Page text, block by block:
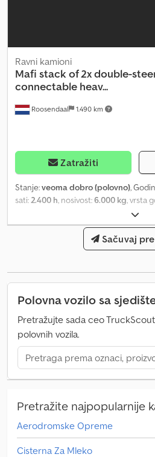
Roosendaal 1.490 km
Ravni kamioni
Mafi stack of 2x double-
connectable heav...
Zatražiti
Stanje:veoma dobro (polovno),
sati: 2.400 h , nosivost:6.000 kg , vrsta
, 2016 MAFI tegljači za teške
mogu se povezivati (pod: 250x130
dostupno 9 komada = Dodatne
Godina proizvodnje: septembar 2016
upravljiva Dsdpfxsxztadj Aiaokr Težine
nadgradnje: MAFI 1060/6t Stanje
Vizuelno stanje: veoma dobro
informacija kontaktirajte Arne Honingh.
Sačuvaj
Polovna vozilo sa
Pretražujte sada ceo
polovnih vozila.
Pretražite najpopularnije
Aerodromske Opreme
Cisterna Za Mleko